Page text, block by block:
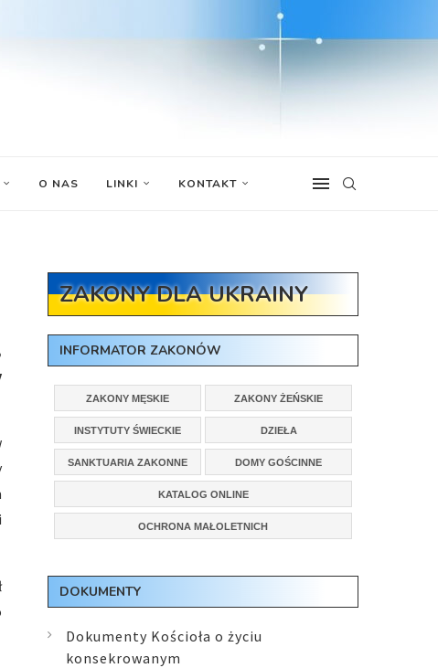
O NAS LINKI KONTAKT
ZAKONY DLA UKRAINY
INFORMATOR ZAKONÓW
ZAKONY MĘSKIE ZAKONY ŻEŃSKIE
INSTYTUTY ŚWIECKIE DZIEŁA
SANKTUARIA ZAKONNE DOMY GOŚCINNE
KATALOG ONLINE
OCHRONA MAŁOLETNICH
DOKUMENTY
Dokumenty Kościoła o życiu
konsekrowanym